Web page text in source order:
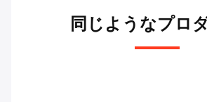
同じようなプロ